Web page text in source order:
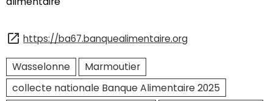
https://ba67.banquealimentaire.org
Wasselonne
Marmoutier
collecte nationale Banque Alimentaire 2025